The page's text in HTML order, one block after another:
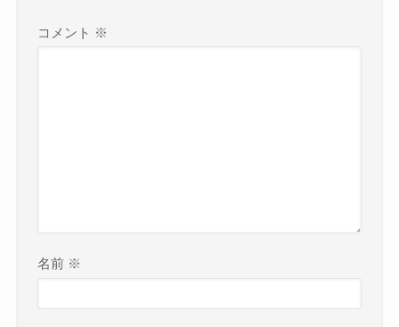
コメント ※
名前 ※